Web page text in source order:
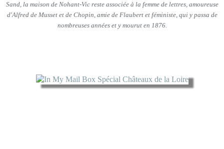
Sand, la maison de Nohant-Vic reste associée à la femme de lettres, amoureuse
d'Alfred de Musset et de Chopin, amie de Flaubert et féministe, qui y passa de
nombreuses années et y mourut en 1876.